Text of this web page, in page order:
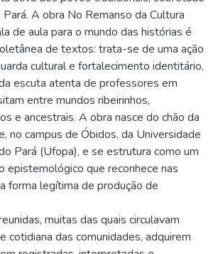
A obra No Remanso da Cultura
de aula para o mundo das histórias é
de textos: trata-se de uma ação
cultural e fortalecimento identitário,
escuta atenta de professores em
entre mundos ribeirinhos,
e ancestrais. A obra nasce do chão da
no campus de Óbidos, da Universidade
Pará (Ufopa), e se estrutura como um
epistemológico que reconhece nas
forma legítima de produção de
muitas das quais circulavam
cotidiana das comunidades, adquirem